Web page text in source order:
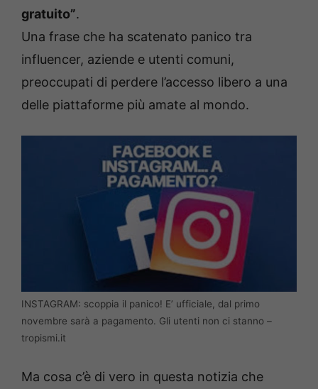
gratuito”.
Una frase che ha scatenato panico tra
influencer, aziende e utenti comuni,
preoccupati di perdere l’accesso libero a una
delle piattaforme più amate al mondo.
INSTAGRAM: scoppia il panico! E’ ufficiale, dal primo
novembre sarà a pagamento. Gli utenti non ci stanno –
tropismi.it
Ma cosa c’è di vero in questa notizia che